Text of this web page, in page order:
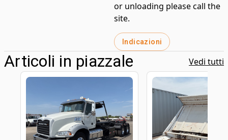
or unloading please call the
site.
Indicazioni
Articoli in piazzale Vedi tutti